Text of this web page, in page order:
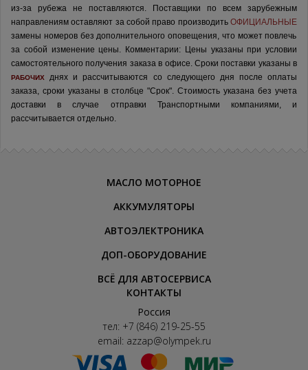
из-за рубежа не поставляются.
Поставщики по всем зарубежным
направлениям оставляют за собой право производить ОФИЦИАЛЬНЫЕ
замены номеров без дополнительного оповещения, что может повлечь
за собой изменение цены. Комментарии: Цены указаны при условии
самостоятельного получения заказа в офисе. Сроки поставки указаны в
РАБОЧИХ
днях и рассчитываются со следующего дня после оплаты
заказа, сроки указаны в столбце "Срок". Стоимость указана без учета
доставки в случае отправки Транспортными компаниями, и
рассчитывается отдельно.
МАСЛО МОТОРНОЕ
АККУМУЛЯТОРЫ
АВТОЭЛЕКТРОНИКА
ДОП-ОБОРУДОВАНИЕ
ВСЁ ДЛЯ АВТОСЕРВИСА
КОНТАКТЫ
Россия
тел: +7 (846) 219-25-55
email: azzap@olympek.ru